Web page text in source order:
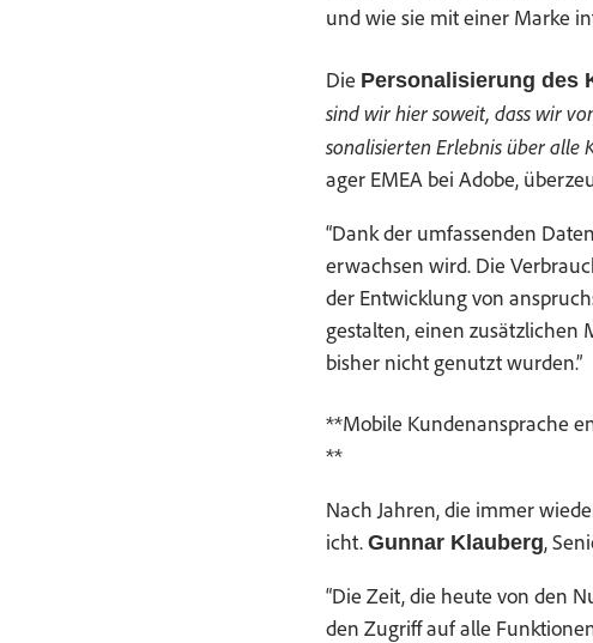
und wie sie mit ein­er Marke
Die Per­son­al­isierung des
sind wir hier soweit, dass wir
son­al­isierten Erleb­nis über alle
ager EMEA bei Adobe,
“Dank der umfassenden
erwach­sen wird. Die
der Entwick­lung von
gestal­ten, einen
bish­er nicht genutzt wurden.”
**Mobile Kun­de­nansprache
**
Nach Jahren, die immer
icht. Gun­nar Klauberg,
“Die Zeit, die heute von den
den Zugriff auf alle